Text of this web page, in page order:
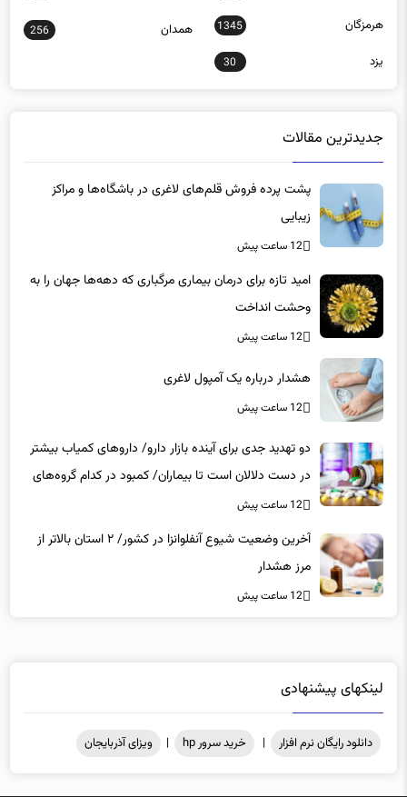
هرمزگان 1345 همدان 256
یزد 30
جدیدترین مقالات
پشت پرده فروش قلم‌های لاغری در باشگاه‌ها و مراکز
زیبایی
12 ساعت پیش
امید تازه برای درمان بیماری مرگباری که دهه‌ها جهان را به
وحشت انداخت
12 ساعت پیش
هشدار درباره یک آمپول لاغری
12 ساعت پیش
دو تهدید جدی برای آینده بازار دارو/ داروهای کمیاب بیشتر
در دست دلالان است تا بیماران/ کمبود در کدام گروه‌های
دارویی محسوس‌تر است؟
12 ساعت پیش
آخرین وضعیت شیوع آنفلوانزا در کشور/ ۲ استان بالاتر از
مرز هشدار
12 ساعت پیش
لینکهای پیشنهادی
دانلود رایگان نرم افزار | خرید سرور hp | ویزای آذربایجان